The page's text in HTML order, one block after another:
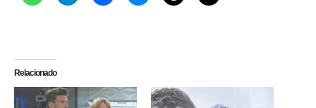
Relacionado